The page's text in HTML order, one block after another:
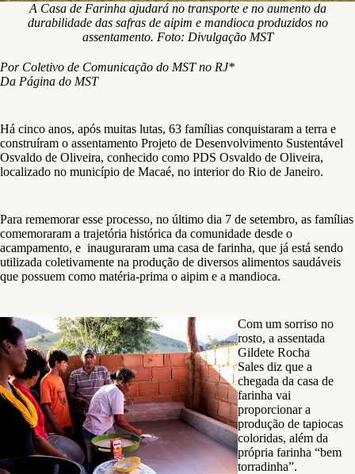
A Casa de Farinha ajudará no transporte e no aumento da
durabilidade das safras de aipim e mandioca produzidos no
assentamento. Foto: Divulgação MST
Por Coletivo de Comunicação do MST no RJ*
Da Página do MST
Há cinco anos, após muitas lutas, 63 famílias conquistaram a terra e
construíram o assentamento Projeto de Desenvolvimento Sustentável
Osvaldo de Oliveira, conhecido como PDS Osvaldo de Oliveira,
localizado no município de Macaé, no interior do Rio de Janeiro.
Para rememorar esse processo, no último dia 7 de setembro, as famílias
comemoraram a trajetória histórica da comunidade desde o
acampamento, e inauguraram uma casa de farinha, que já está sendo
utilizada coletivamente na produção de diversos alimentos saudáveis
que possuem como matéria-prima o aipim e a mandioca.
Com um sorriso no
rosto, a assentada
Gildete Rocha
Sales diz que a
chegada da casa de
farinha vai
proporcionar a
produção de tapiocas
coloridas, além da
própria farinha “bem
torradinha”.